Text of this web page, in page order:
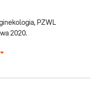
PZWL
2020.